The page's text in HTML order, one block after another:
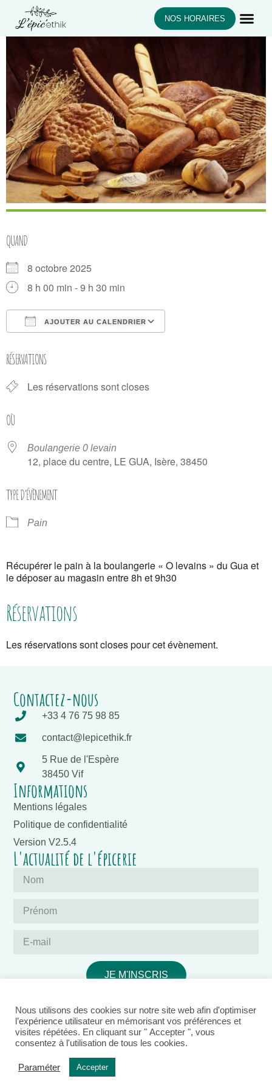
NOS HORAIRES
QUAND
8 octobre 2025
8 h 00 min - 9 h 30 min
AJOUTER AU CALENDRIER
RÉSERVATIONS
Les réservations sont closes
OÙ
Boulangerie 0 levain
12, place du centre, LE GUA, Isère, 38450
TYPE D’ÉVÈNEMENT
Pain
Récupérer le pain à la boulangerie « O levains » du Gua et
le déposer au magasin entre 8h et 9h30
Réservations
Les réservations sont closes pour cet évènement.
Contactez-nous
+33 4 76 75 98 85
contact@lepicethik.fr
5 Rue de l'Espère
38450 Vif
Informations
Mentions légales
Politique de confidentialité
Version V2.5.4
L'actualité de l'épicerie
JE M'INSCRIS
© 2026 L'épic'ethik • Tous droits réservés
Ce site est hébergé par Ikoula,
acteur éco-responsable français.
Nous utilisons des cookies sur notre site web afin d'optimiser
l’expérience utilisateur en mémorisant vos préférences et
visites répétées. En cliquant sur " Accepter ", vous
consentez à l'utilisation de tous les cookies.
Paraméter Accepter